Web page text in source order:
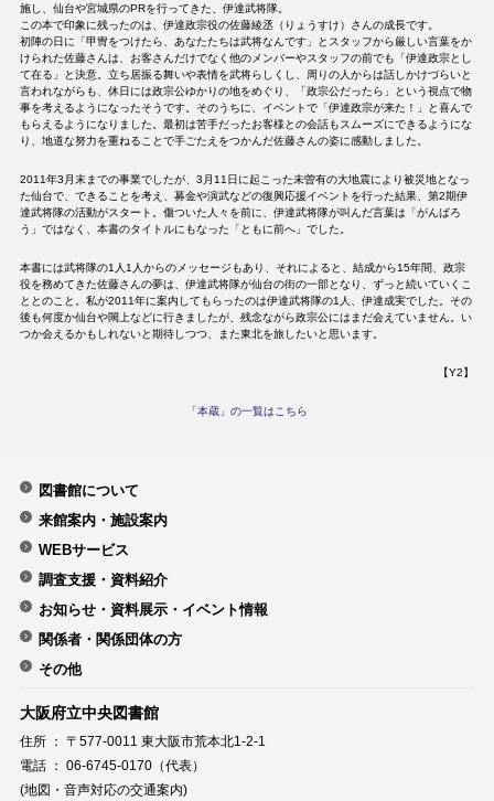
施し、仙台や宮城県のPRを行ってきた、伊達武将隊。
この本で印象に残ったのは、伊達政宗役の佐藤綾丞（りょうすけ）さんの成長です。
初陣の日に「甲冑をつけたら、あなたたちは武将なんです」とスタッフから厳しい言葉をか
けられた佐藤さんは、お客さんだけでなく他のメンバーやスタッフの前でも「伊達政宗とし
て在る」と決意。立ち居振る舞いや表情を武将らしくし、周りの人からは話しかけづらいと
言われながらも、休日には政宗公ゆかりの地をめぐり、「政宗公だったら」という視点で物
事を考えるようになったそうです。そのうちに、イベントで「伊達政宗が来た！」と喜んで
もらえるようになりました。最初は苦手だったお客様との会話もスムーズにできるようにな
り、地道な努力を重ねることで手ごたえをつかんだ佐藤さんの姿に感動しました。
2011年3月末までの事業でしたが、3月11日に起こった未曽有の大地震により被災地となっ
た仙台で、できることを考え、募金や演武などの復興応援イベントを行った結果、第2期伊
達武将隊の活動がスタート。傷ついた人々を前に、伊達武将隊が叫んだ言葉は「がんばろ
う」ではなく、本書のタイトルにもなった「ともに前へ」でした。
本書には武将隊の1人1人からのメッセージもあり、それによると、結成から15年間、政宗
役を務めてきた佐藤さんの夢は、伊達武将隊が仙台の街の一部となり、ずっと続いていくこ
ととのこと。私が2011年に案内してもらったのは伊達武将隊の1人、伊達成実でした。その
後も何度か仙台や閖上などに行きましたが、残念ながら政宗公にはまだ会えていません。い
つか会えるかもしれないと期待しつつ、また東北を旅したいと思います。
【Y2】
「本蔵」の一覧はこちら
図書館について
来館案内・施設案内
WEBサービス
調査支援・資料紹介
お知らせ・資料展示・イベント情報
関係者・関係団体の方
その他
大阪府立中央図書館
住所 ： 〒577-0011 東大阪市荒本北1-2-1
電話 ： 06-6745-0170（代表）
(地図・音声対応の交通案内)